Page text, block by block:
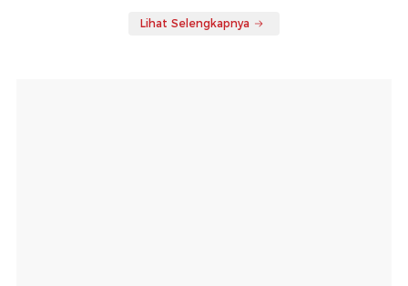
Lihat Selengkapnya